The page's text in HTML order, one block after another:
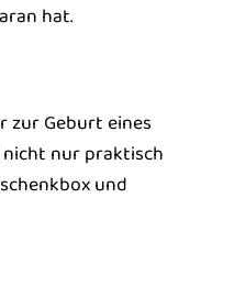
hat.
zur Geburt eines
nicht nur praktisch
und